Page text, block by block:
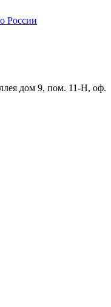
России
дом 9, пом. 11-Н, оф.